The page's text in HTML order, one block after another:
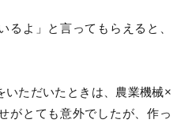
るよ」と言ってもらえると、
いただいたときは、農業機械×
がとても意外でしたが、作っ